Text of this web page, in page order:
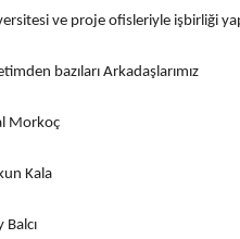
ve proje ofisleriyle işbirliği
bazıları Arkadaşlarımız
Morkoç
Kala
Balcı